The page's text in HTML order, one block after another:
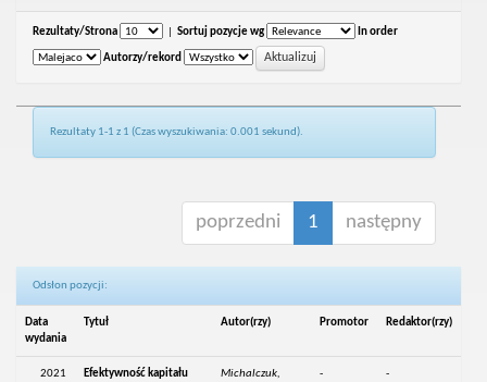
Rezultaty/Strona Sortuj pozycje wg In order
Autorzy/rekord
Rezultaty 1-1 z 1 (Czas wyszukiwania: 0.001 sekund).
poprzedni 1 następny
Odsłon pozycji:
Data
wydania
Tytuł Autor(rzy) Promotor Redaktor(rzy)
2021
Efektywność kapitału
Michalczuk,
- -